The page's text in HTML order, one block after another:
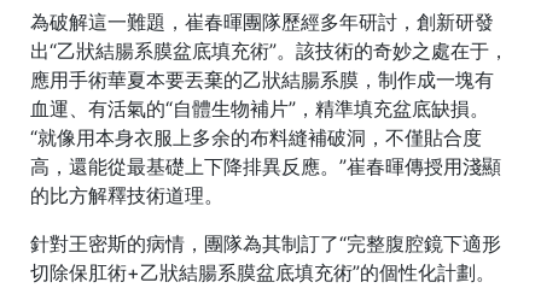
為破解這一難題，崔春暉團隊歷經多年研討，創新研發
出“乙狀結腸系膜盆底填充術”。該技術的奇妙之處在于，
應用手術華夏本要丟棄的乙狀結腸系膜，制作成一塊有
血運、有活氣的“自體生物補片”，精準填充盆底缺損。
“就像用本身衣服上多余的布料縫補破洞，不僅貼合度
高，還能從最基礎上下降排異反應。”崔春暉傳授用淺顯
的比方解釋技術道理。
針對王密斯的病情，團隊為其制訂了“完整腹腔鏡下適形
切除保肛術+乙狀結腸系膜盆底填充術”的個性化計劃。